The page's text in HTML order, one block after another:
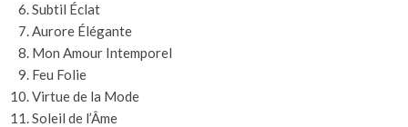
Subtil Éclat
Aurore Élégante
Mon Amour Intemporel
Feu Folie
Virtue de la Mode
Soleil de l’Âme